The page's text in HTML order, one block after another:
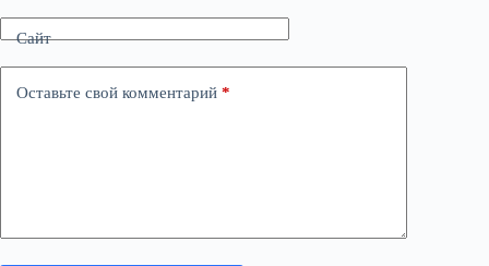
Сайт
Оставьте свой комментарий *